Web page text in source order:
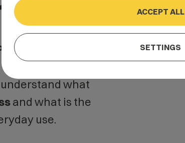
what
and what is the
use.
ACCEPT ALL
SETTINGS